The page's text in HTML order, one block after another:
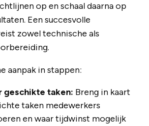
op en schaal daarna op
Een succesvolle
zowel technische als
aanpak in stappen:
geschikte taken: Breng in kaart
taken medewerkers
en waar tijdwinst mogelijk